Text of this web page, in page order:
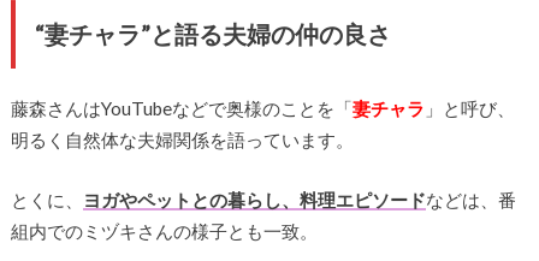
“妻チャラ”と語る夫婦の仲の良さ
藤森さんはYouTubeなどで奥様のことを「妻チャラ 」と呼び、
明るく自然体な夫婦関係を語っています。
とくに、 ヨガやペットとの暮らし、料理エピソードなどは、番
組内でのミヅキさんの様子とも一致。